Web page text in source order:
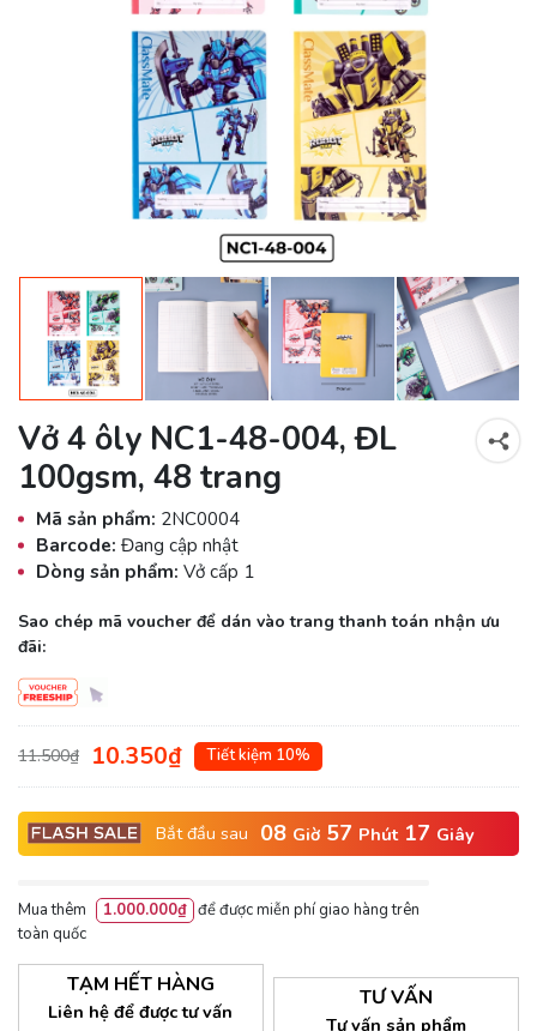
Vở 4 ôly NC1-48-004, ĐL
100gsm, 48 trang
Mã sản phẩm: 2NC0004
Barcode: Đang cập nhật
Dòng sản phẩm: Vở cấp 1
Sao chép mã voucher để dán vào trang thanh toán nhận ưu
đãi:
11.500₫ 10.350₫ Tiết kiệm 10%
Bắt đầu sau 08 Giờ 57 Phút 17 Giây
Mua thêm 1.000.000₫ để được miễn phí giao hàng trên
toàn quốc
TẠM HẾT HÀNG
Liên hệ để được tư vấn
TƯ VẤN
Tư vấn sản phẩm